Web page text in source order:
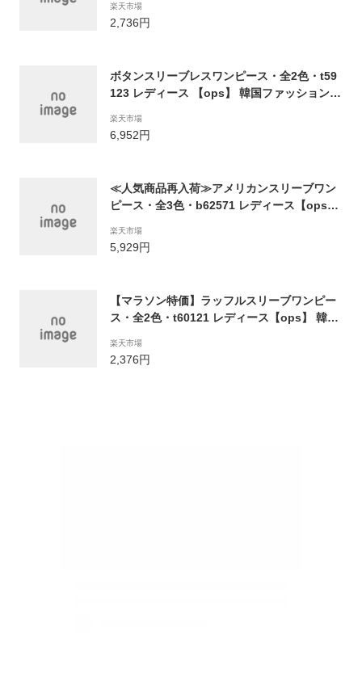
ピース 半袖 ストライプ柄 コントラスト 大人
爽やか きれいめ ティアード 春 夏 韓国ファッ
楽天市場
2,736円
ボタンスリーブレスワンピース・全2色・t59
123 レディース 【ops】 韓国ファッション
ノースリーブ レイヤード 単色 無地 シンプル
カジュアル Aライン 春 夏 秋 DN
楽天市場
6,952円
≪人気商品再入荷≫アメリカンスリーブワン
ピース・全3色・b62571 レディース【ops】
ス アメリカンスリーブ スリーブレス ノース
リーブ 体型カバー 単色 ナチュラル ラフ リネ
楽天市場
5,929円
【マラソン特価】ラッフルスリーブワンピー
ス・全2色・t60121 レディース【ops】 韓国
半袖 ショートスリーブ ラッフル フリル 体型
カバー 可愛い かわいい 二の腕カバー 春 夏
楽天市場
2,376円